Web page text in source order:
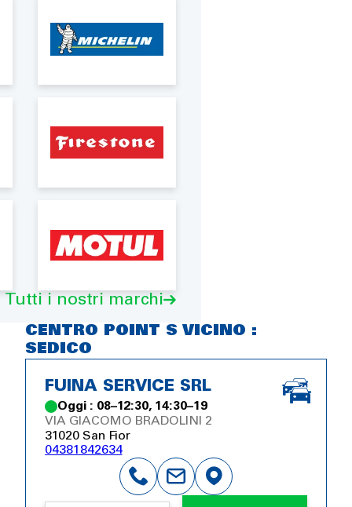
Tutti i nostri marchi
CENTRO POINT S VICINO :
SEDICO
FUINA SERVICE SRL
Oggi : 08–12:30, 14:30–19
VIA GIACOMO BRADOLINI 2
31020 San Fior
04381842634